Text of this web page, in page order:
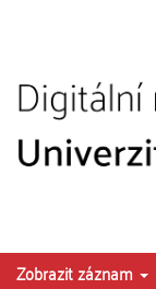
Zobrazit záznam